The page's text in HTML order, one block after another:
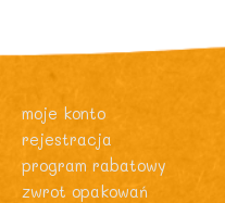
moje konto
rejestracja
program rabatowy
zwrot opakowań